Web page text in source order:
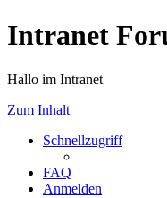
Intranet
Hallo im Intranet
Zum Inhalt
Schnellzugriff
FAQ
Anmelden